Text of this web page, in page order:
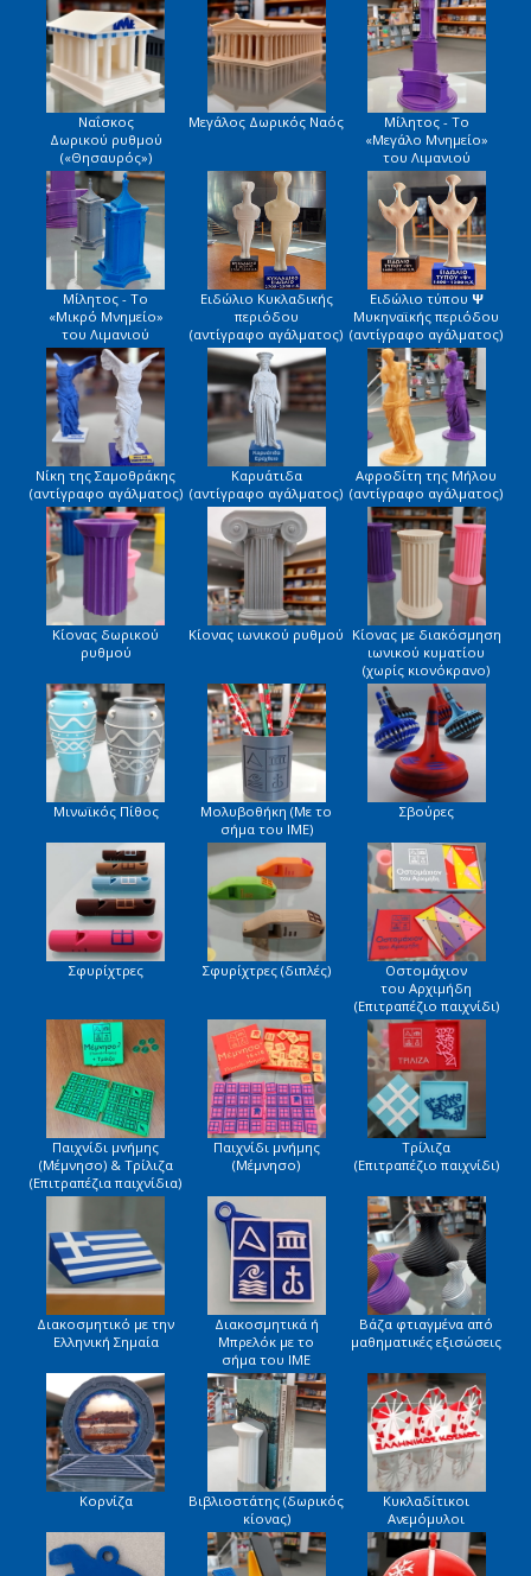
Ναΐσκος
Δωρικού ρυθμού
(«Θησαυρός»)
Μεγάλος Δωρικός Ναός
Μίλητος - Το
«Μεγάλο Μνημείο»
του Λιμανιού
Μίλητος - Το
«Μικρό Μνημείο»
του Λιμανιού
Ειδώλιο Κυκλαδικής
περιόδου
(αντίγραφο αγάλματος)
Ειδώλιο τύπου Ψ
Μυκηναϊκής περιόδου
(αντίγραφο αγάλματος)
Νίκη της Σαμοθράκης
(αντίγραφο αγάλματος)
Καρυάτιδα
(αντίγραφο αγάλματος)
Αφροδίτη της Μήλου
(αντίγραφο αγάλματος)
Κίονας δωρικού
ρυθμού
Κίονας ιωνικού ρυθμού Κίονας με διακόσμηση
ιωνικού κυματίου
(χωρίς κιονόκρανο)
Μινωϊκός Πίθος
Μολυβοθήκη (Με το
σήμα του ΙΜΕ)
Σβούρες
Σφυρίχτρες Σφυρίχτρες (διπλές)
Οστομάχιον
του Αρχιμήδη
(Επιτραπέζιο παιχνίδι)
Παιχνίδι μνήμης
(Μέμνησο) & Τρίλιζα
(Επιτραπέζια παιχνίδια)
Παιχνίδι μνήμης
(Μέμνησο)
Τρίλιζα
(Επιτραπέζιο παιχνίδι)
Διακοσμητικό με την
Ελληνική Σημαία
Διακοσμητικά ή
Μπρελόκ με το
σήμα του ΙΜΕ
Βάζα φτιαγμένα από
μαθηματικές εξισώσεις
Κορνίζα
Βιβλιοστάτης (δωρικός
κίονας)
Κυκλαδίτικοι
Ανεμόμυλοι